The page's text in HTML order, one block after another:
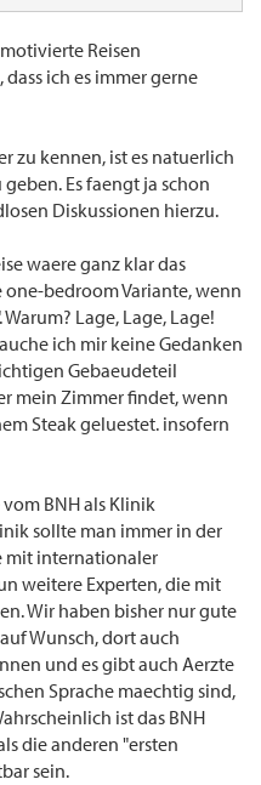
Reisen
ich es immer gerne
zu kennen, ist es natuerlich
Es faengt ja schon
Diskussionen hierzu.
waere ganz klar das
bedroom Variante, wenn
Lage, Lage, Lage!
ich mir keine Gedanken
Gebaeudeteil
mein Zimmer findet, wenn
Steak geluestet. insofern
BNH als Klinik
sollte man immer in der
mit internationaler
weitere Experten, die mit
Wir haben bisher nur gute
Wunsch, dort auch
und es gibt auch Aerzte
Sprache maechtig sind,
ist das BNH
die anderen "ersten
sein.